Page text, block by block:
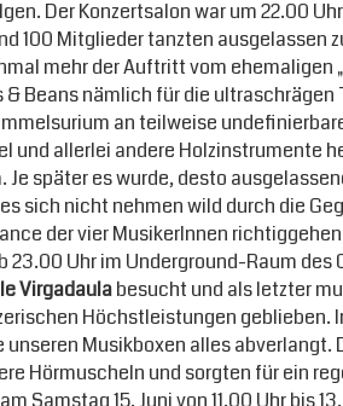
Der Konzertsalon war um 22.00
100 Mitglieder tanzten ausgelassen
mehr der Auftritt vom ehemaligen
& Beans nämlich für die
an teilweise
und allerlei andere Holzinstrumente
Je später es wurde, desto
sich nicht nehmen wild durch die
der vier MusikerInnen
23.00 Uhr im Underground-Raum
Virgadaulabesucht und als letzter
Höchstleistungen geblieben.
Musikboxen alles
Hörmuscheln und sorgten für ein